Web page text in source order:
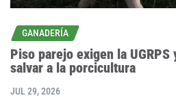
GANADERÍA
Piso parejo exigen la UGRPS
salvar a la porcicultura
JUL 29, 2026